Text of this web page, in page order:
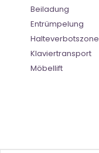
Beiladung
Entrümpelung
Halteverbotszone
Klaviertransport
Möbellift